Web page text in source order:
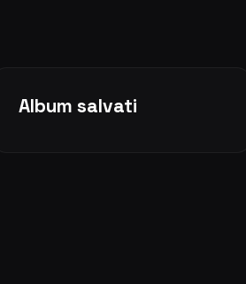
Album salvati